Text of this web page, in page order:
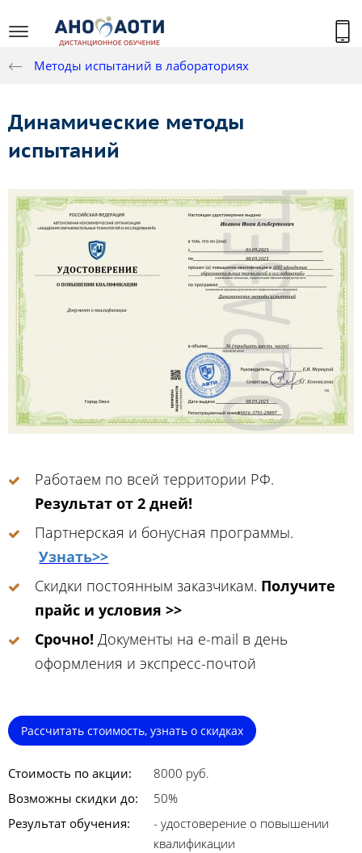
Методы испытаний в лабораториях
Динамические методы
испытаний
Работаем по всей территории РФ.
Результат от 2 дней!
Партнерская и бонусная программы.
Узнать>>
Скидки постоянным заказчикам. Получите
прайс и условия >>
Срочно! Документы на e-mail в день
оформления и экспресс-почтой
Рассчитать стоимость, узнать о скидках
Стоимость по акции:
8000 руб.
Возможны скидки до:
50%
Результат обучения:
- удостоверение о повышении
квалификации